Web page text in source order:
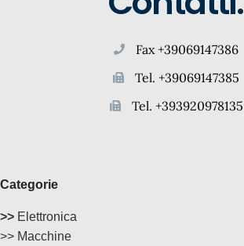
Fax +39069147386
Tel. +39069147385
Tel. +393920978135
Categorie
>> Elettronica
>> Macchine